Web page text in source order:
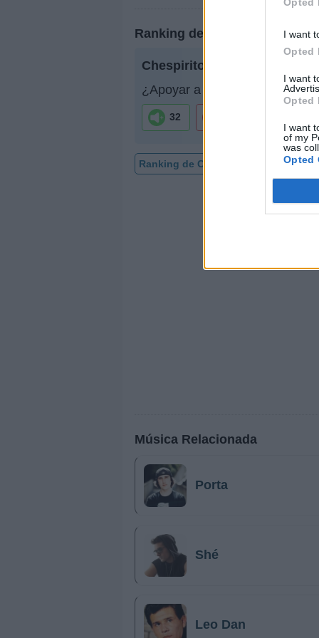
I want
Opted
I want
Opted
I want
of my
was
Opted
Ranking de Chespirito
Chespirito
¿Apoyar a Chespirito?
32
Ranking de Chespirito TOP
Música Relacionada
Porta
Shé
Leo Dan